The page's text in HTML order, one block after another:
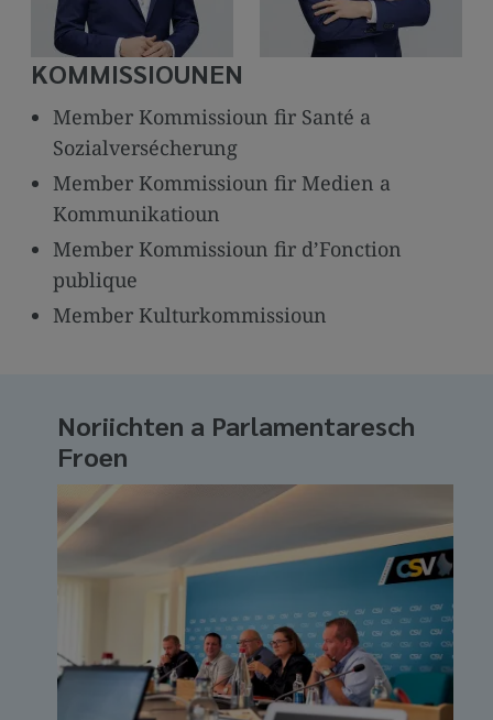
KOMMISSIOUNEN
Member Kommissioun fir Santé a
Sozialversécherung
Member Kommissioun fir Medien a
Kommunikatioun
Member Kommissioun fir d’Fonction
publique
Member Kulturkommissioun
Noriichten a Parlamentaresch
Froen